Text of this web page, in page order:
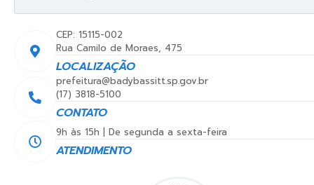
LOCALIZAÇÃO
Rua Camilo de Moraes, 475
CEP: 15115-002
CONTATO
(17) 3818-5100
prefeitura@badybassitt.sp.gov.br
ATENDIMENTO
9h às 15h | De segunda a sexta-feira